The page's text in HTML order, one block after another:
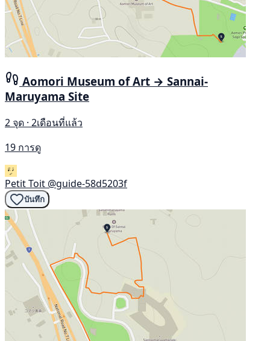
Aomori Museum of Art → Sannai-
Maruyama Site
2 จุด · 2เดือนที่แล้ว
19 การดู
Petit Toit @guide-58d5203f
บันทึก